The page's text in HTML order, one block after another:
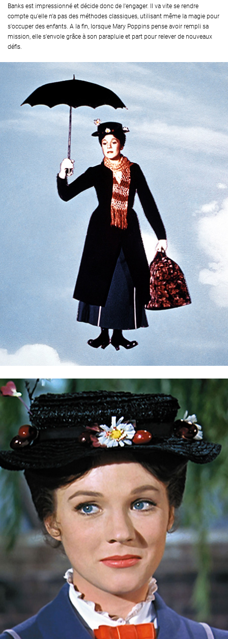
Banks est impressionné et décide donc de l'engager. Il va vite se rendre
compte qu'elle n'a pas des méthodes classiques, utilisant même la magie pour
s'occuper des enfants. A la fin, lorsque Mary Poppins pense avoir rempli sa
mission, elle s'envole grâce à son parapluie et part pour relever de nouveaux
défis.